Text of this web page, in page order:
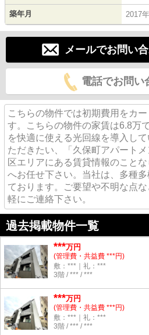
築年月 2017
メールでお問い
電話でお問い
こちらの物件では初期費用をカ
す。こちらの物件の家賃は6.8万
を快適に使える光回線を導入し
ただきたい、「久保町アパート
区エリアにある賃貸情報のこと
へお任せ下さい。当社は、多種
ております。ご要望や不明な点
軽にご連絡下さい。
過去掲載物件一覧
***万円
(管理費・共益費 ***円)
敷：***｜礼：***
3階 / *** / ***
***万円
(管理費・共益費 ***円)
敷：***｜礼：***
3階 / *** / ***